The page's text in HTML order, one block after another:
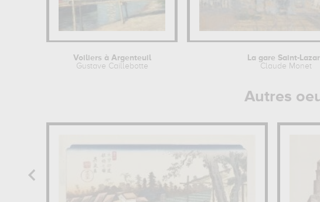
Voiliers à Argenteuil
Gustave Caillebotte
La gare Saint-
Claude Monet
Autres